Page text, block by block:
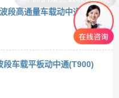
段高通量车载动中通
车载平板动中通(T900)